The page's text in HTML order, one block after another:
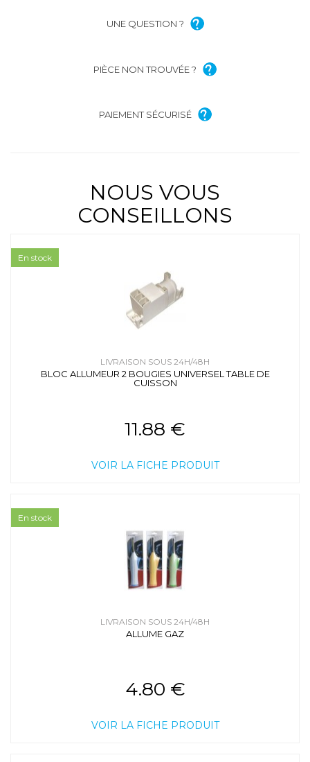
UNE QUESTION ?
PIÈCE NON TROUVÉE ?
PAIEMENT SÉCURISÉ
NOUS VOUS
CONSEILLONS
LIVRAISON SOUS 24H/48H
BLOC ALLUMEUR 2 BOUGIES UNIVERSEL TABLE DE
CUISSON
11.88 €
VOIR LA FICHE PRODUIT
En stock
LIVRAISON SOUS 24H/48H
ALLUME GAZ
4.80 €
VOIR LA FICHE PRODUIT
En stock